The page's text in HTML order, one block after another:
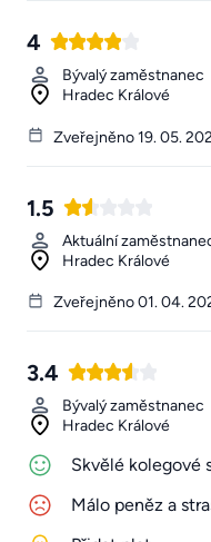
4
Bývalý zaměstnanec
Hradec Králové
Zveřejněno 19. 05.
1.5
Aktuální
Hradec Králové
Zveřejněno 01. 04.
3.4
Bývalý zaměstnanec
Hradec Králové
Skvělé kolegové
Málo peněz a